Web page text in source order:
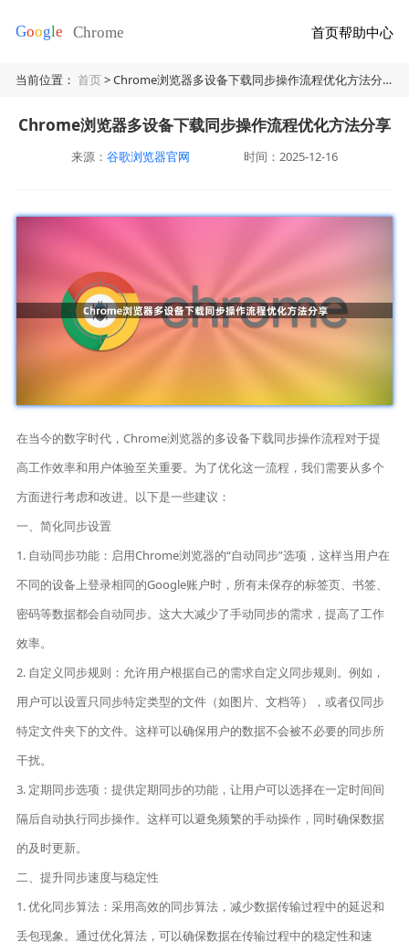
首页帮助中心
当前位置：首页> Chrome浏览器多设备下载同步操作流程优化方法分享
Chrome浏览器多设备下载同步操作流程优化方法分享
来源： 谷歌浏览器官网 时间：2025-12-16
在当今的数字时代，Chrome浏览器的多设备下载同步操作流程对于提
高工作效率和用户体验至关重要。为了优化这一流程，我们需要从多个
方面进行考虑和改进。以下是一些建议：
一、简化同步设置
1. 自动同步功能：启用Chrome浏览器的“自动同步”选项，这样当用户在
不同的设备上登录相同的Google账户时，所有未保存的标签页、书签、
密码等数据都会自动同步。这大大减少了手动同步的需求，提高了工作
效率。
2. 自定义同步规则：允许用户根据自己的需求自定义同步规则。例如，
用户可以设置只同步特定类型的文件（如图片、文档等），或者仅同步
特定文件夹下的文件。这样可以确保用户的数据不会被不必要的同步所
干扰。
3. 定期同步选项：提供定期同步的功能，让用户可以选择在一定时间间
隔后自动执行同步操作。这样可以避免频繁的手动操作，同时确保数据
的及时更新。
二、提升同步速度与稳定性
1. 优化同步算法：采用高效的同步算法，减少数据传输过程中的延迟和
丢包现象。通过优化算法，可以确保数据在传输过程中的稳定性和速